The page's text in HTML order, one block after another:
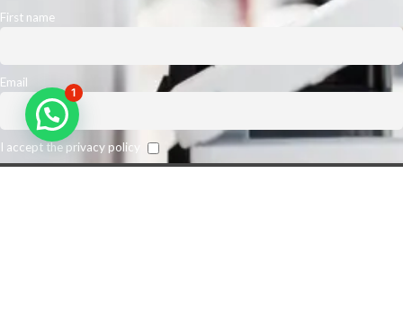
First name
Email
1